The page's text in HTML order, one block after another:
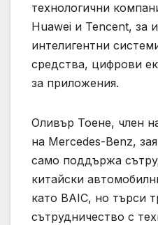
технологични
Huawei и Tencent, за
интелигентни
средства, цифрови
за приложения.
Оливър Тоене, член
на Mercedes-Benz,
само поддържа
китайски
като BAIC, но търси
сътрудничество с